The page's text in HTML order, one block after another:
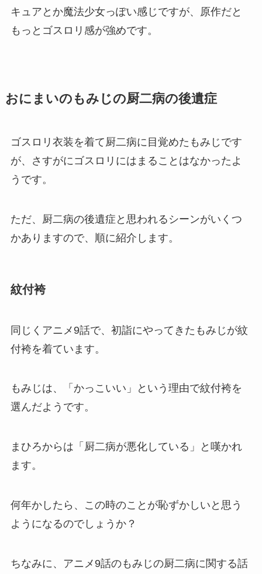
キュアとか魔法少女っぽい感じですが、原作だと
もっとゴスロリ感が強めです。
おにまいのもみじの厨二病の後遺症
ゴスロリ衣装を着て厨二病に目覚めたもみじです
が、さすがにゴスロリにはまることはなかったよ
うです。
ただ、厨二病の後遺症と思われるシーンがいくつ
かありますので、順に紹介します。
紋付袴
同じくアニメ9話で、初詣にやってきたもみじが紋
付袴を着ています。
もみじは、「かっこいい」という理由で紋付袴を
選んだようです。
まひろからは「厨二病が悪化している」と嘆かれ
ます。
何年かしたら、この時のことが恥ずかしいと思う
ようになるのでしょうか？
ちなみに、アニメ9話のもみじの厨二病に関する話